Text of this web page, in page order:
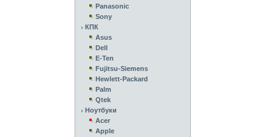
Panasonic
Sony
КПК
Asus
Dell
E-Ten
Fujitsu-Siemens
Hewlett-Packard
Palm
Qtek
Ноутбуки
Acer
Apple